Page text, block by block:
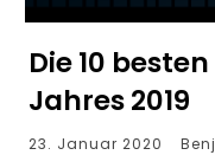
Die 10
Jahres 2019
23. Januar 2020